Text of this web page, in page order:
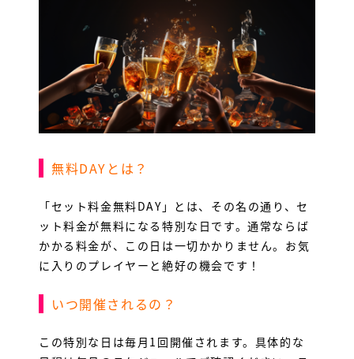
無料DAYとは？
「セット料金無料DAY」とは、その名の通り、セ
ット料金が無料になる特別な日です。通常ならば
かかる料金が、この日は一切かかりません。お気
に入りのプレイヤーと絶好の機会です！
いつ開催されるの？
この特別な日は毎月1回開催されます。具体的な